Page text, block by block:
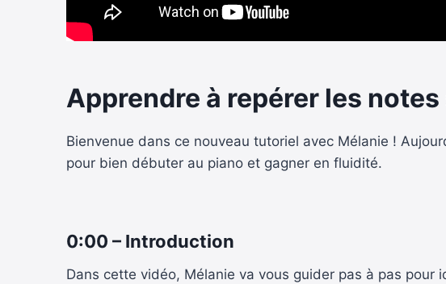
Apprendre à repérer les
Bienvenue dans ce nouveau tutoriel avec Mélanie !
pour bien débuter au piano et gagner en fluidité.
0:00 – Introduction
Dans cette vidéo, Mélanie va vous guider pas à pas